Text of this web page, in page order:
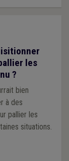
les
?
bien
à des
pallier les
situations.